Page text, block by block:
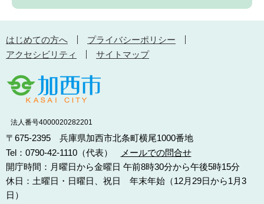
はじめての方へ
プライバシーポリシー
アクセシビリティ
サイトマップ
法人番号4000020282201
〒675-2395 兵庫県加西市北条町横尾1000番地
Tel：0790-42-1110（代表）
メールでの問合せ
開庁時間：月曜日から金曜日 午前8時30分から午後5時15分
休日：土曜日・日曜日、祝日 年末年始（12月29日から1月3
日）